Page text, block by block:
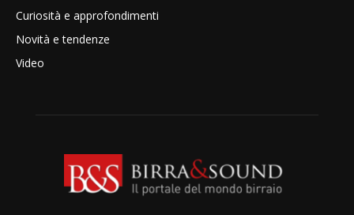
Curiosità e approfondimenti
Novità e tendenze
Video